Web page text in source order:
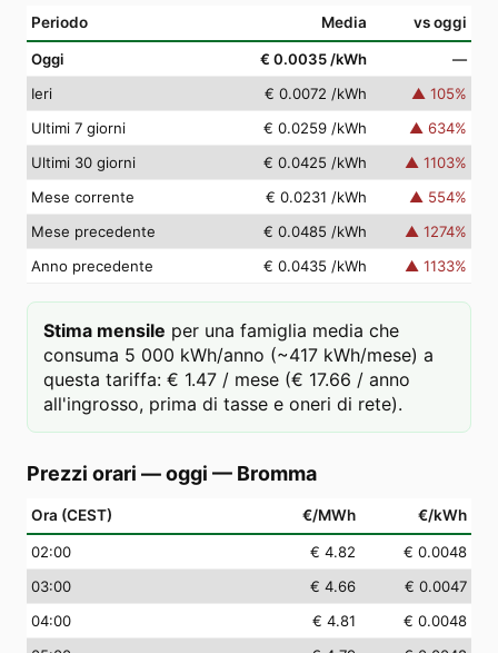
Periodo Media vs oggi
Oggi € 0.0035 /kWh
—
Ieri
€ 0.0072 /kWh ▲ 105%
Ultimi 7 giorni
€ 0.0259 /kWh ▲ 634%
Ultimi 30 giorni
€ 0.0425 /kWh ▲ 1103%
Mese corrente
€ 0.0231 /kWh ▲ 554%
Mese precedente
€ 0.0485 /kWh ▲ 1274%
Anno precedente
€ 0.0435 /kWh ▲ 1133%
Stima mensile per una famiglia media che
consuma 5 000 kWh/anno (~417 kWh/mese) a
questa tariffa: € 1.47 / mese (€ 17.66 / anno
all'ingrosso, prima di tasse e oneri di rete).
Prezzi orari — oggi — Bromma
Ora (CEST) €/MWh €/kWh
02:00 € 4.82
€ 0.0048
03:00 € 4.66
€ 0.0047
04:00 € 4.81
€ 0.0048